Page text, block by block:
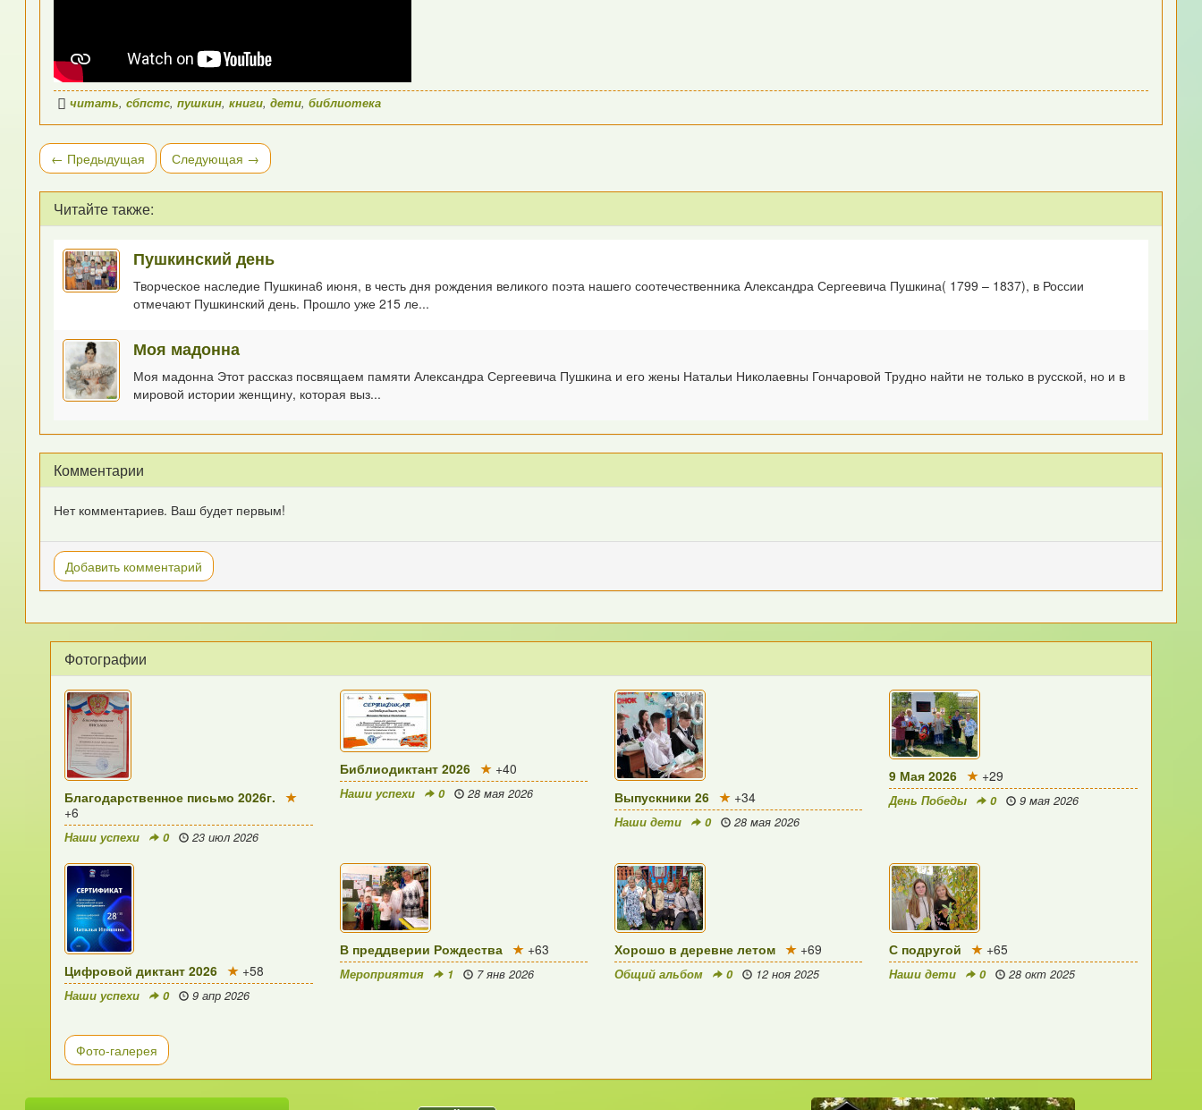
читать,сбпстс,пушкин,книги,дети,библиотека
← Предыдущая Следующая →
Читайте также:
Пушкинский день
Творческое наследие Пушкина6 июня, в честь дня рождения великого поэта нашего соотечественника Александра Сергеевича Пушкина( 1799 – 1837), в России
отмечают Пушкинский день. Прошло уже 215 ле...
Моя мадонна
Моя мадонна Этот рассказ посвящаем памяти Александра Сергеевича Пушкина и его жены Натальи Николаевны Гончаровой Трудно найти не только в русской, но и в
мировой истории женщину, которая выз...
Комментарии
Нет комментариев. Ваш будет первым!
Добавить комментарий
Фотографии
Благодарственное письмо 2026г.
+6
Наши успехи 0 23 июл 2026
Библиодиктант 2026 +40
Наши успехи 0 28 мая 2026 Выпускники 26 +34
Наши дети 0 28 мая 2026
9 Мая 2026 +29
День Победы 0 9 мая 2026
Цифровой диктант 2026 +58
Наши успехи 0 9 апр 2026
В преддверии Рождества +63
Мероприятия 1 7 янв 2026
Хорошо в деревне летом +69
Общий альбом 0 12 ноя 2025
С подругой +65
Наши дети 0 28 окт 2025
Фото-галерея